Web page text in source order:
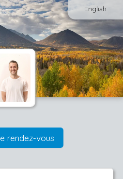
English
rendez-vous